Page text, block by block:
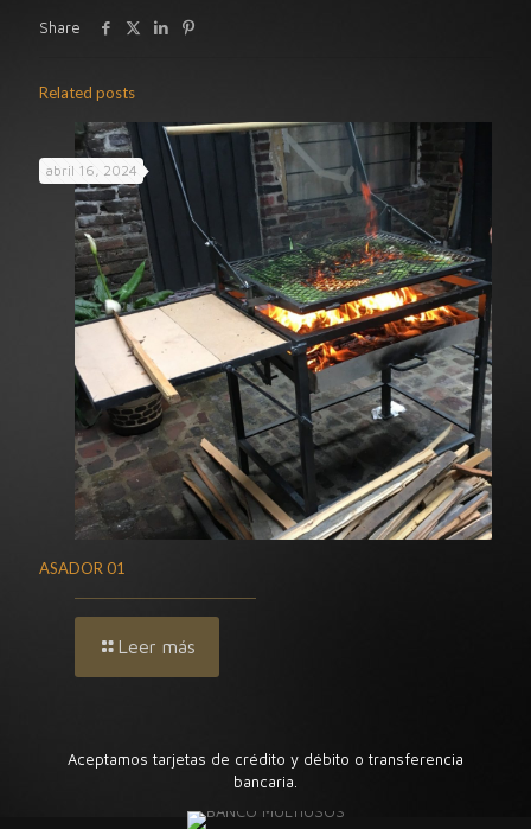
Share
Related posts
abril 16, 2024
ASADOR 01
Leer más
Aceptamos tarjetas de crédito y débito o transferencia
bancaria.